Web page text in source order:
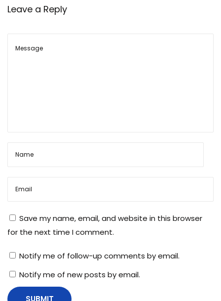
ग
Leave a Reply
Save my name, email, and website in this browser
for the next time I comment.
Notify me of follow-up comments by email.
Notify me of new posts by email.